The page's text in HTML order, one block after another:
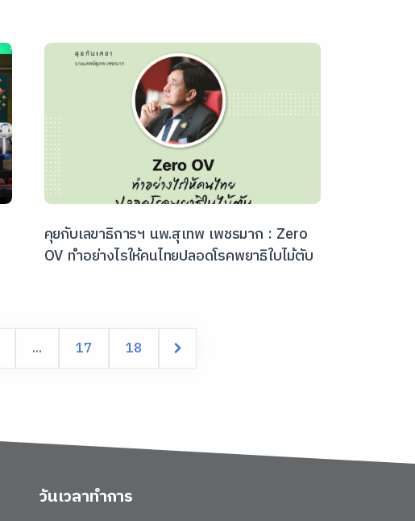
คุยกับเลขาธิการฯ นพ.สุเทพ เพชรมาก : Zero
OV ทำอย่างไรให้คนไทยปลอดโรคพยาธิใบไม้ตับ
... 17 18
วันเวลาทำการ